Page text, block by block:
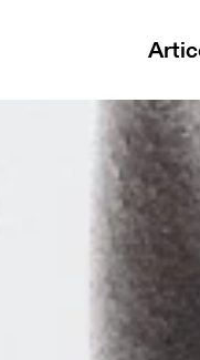
Run Sock Mid Black